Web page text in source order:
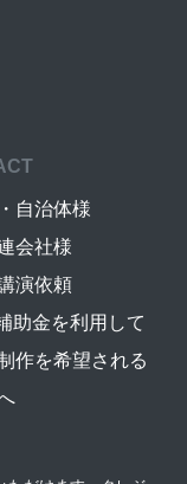
自治体様
会社様
演依頼
助金を利用して
作を希望される